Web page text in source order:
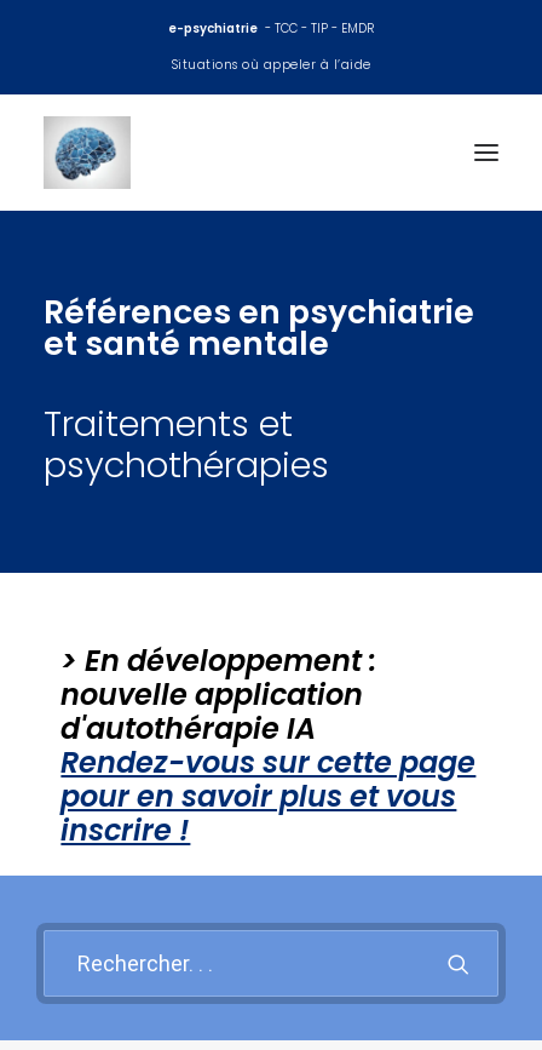
e-psychiatrie - TCC - TIP - EMDR
Situations où appeler à l’aide
Consultations psy
Thérapie interpersonnelle
Santé mentale
PROBLEMES PSY +++
Recherche
Références en psychiatrie
et santé mentale
Traitements et
psychothérapies
> En développement :
nouvelle application
d'autothérapie IA
Rendez-vous sur cette page
pour en savoir plus et vous
inscrire !